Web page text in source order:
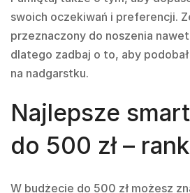
swoich oczekiwań i preferencji.
przeznaczony do noszenia
dlatego zadbaj o to, aby
na nadgarstku.
Najlepsze
do 500 zł –
W budżecie do 500 zł możesz